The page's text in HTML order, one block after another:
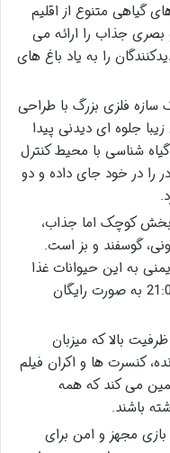
گیاهی متنوع از اقلیم
جذاب را ارائه می
را به یاد باغ های
سازه فلزی بزرگ با طراحی
جلوه ای دیدنی پیدا
شناسی با محیط کنترل
را در خود جای داده و دو
کوچک اما جذاب،
گوسفند و بز است.
به این حیوانات غذا
بدهند و حتی از ساعت 17:00 تا 21:00 به صورت رایگان
بالا که میزبان
کنسرت ها و اکران فیلم
می کند که همه
باشند.
مجهز و امن برای